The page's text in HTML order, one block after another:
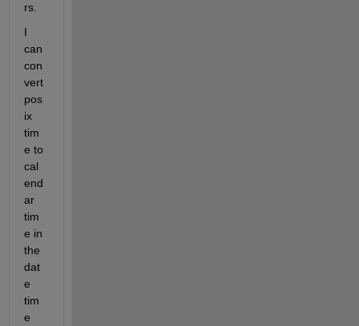
rs.
I
can
con
vert
pos
ix
tim
e to
cal
end
ar
tim
e in
the
dat
e
tim
e